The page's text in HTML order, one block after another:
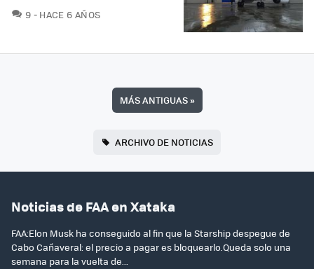
9 COMENTARIOS
HACE 6 AÑOS
MÁS ANTIGUAS»
ARCHIVO DE NOTICIAS
Noticias de FAA en Xataka
FAA:Elon Musk ha conseguido al fin que la Starship despegue de
Cabo Cañaveral: el precio a pagar es bloquearlo.Queda solo una
semana para la vuelta de...